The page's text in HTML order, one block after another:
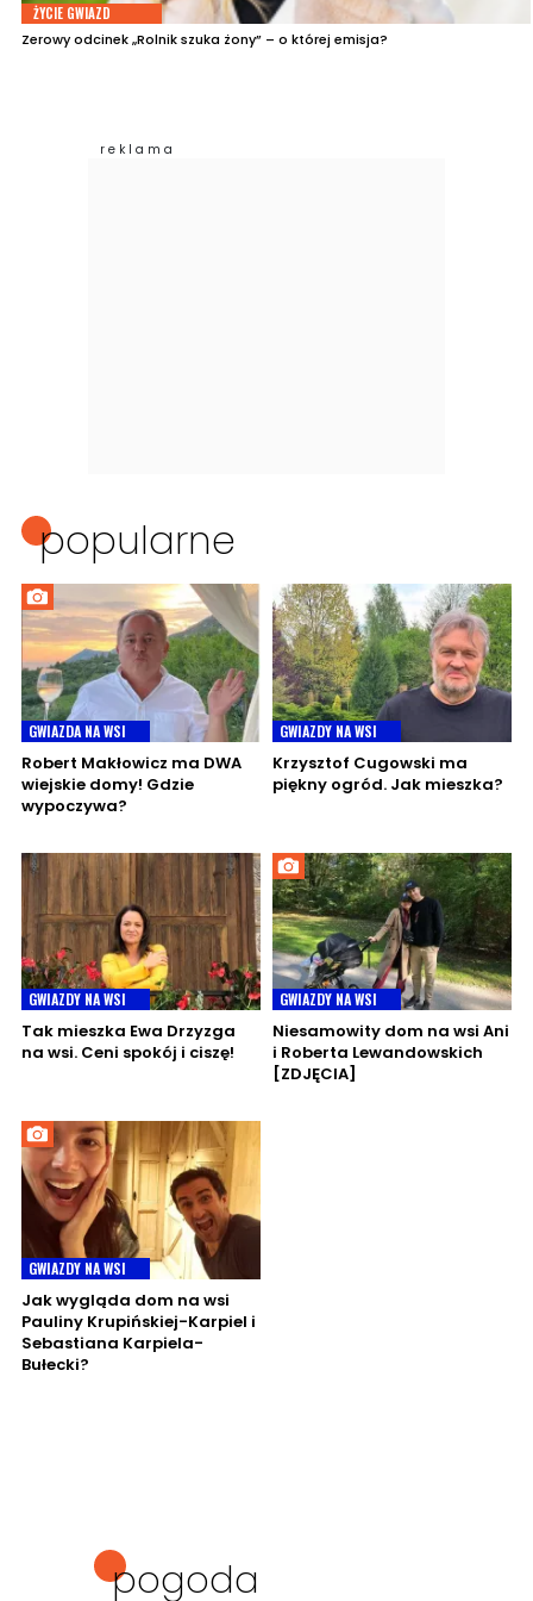
ŻYCIE GWIAZD
Zerowy odcinek „Rolnik szuka żony” – o której emisja?
popularne
GWIAZDA NA WSI
Robert Makłowicz ma DWA
wiejskie domy! Gdzie
wypoczywa?
GWIAZDY NA WSI
Krzysztof Cugowski ma
piękny ogród. Jak mieszka?
GWIAZDY NA WSI
Tak mieszka Ewa Drzyzga
na wsi. Ceni spokój i ciszę!
GWIAZDY NA WSI
Niesamowity dom na wsi Ani
i Roberta Lewandowskich
[ZDJĘCIA]
GWIAZDY NA WSI
Jak wygląda dom na wsi
Pauliny Krupińskiej-Karpiel i
Sebastiana Karpiela-
Bułecki?
pogoda